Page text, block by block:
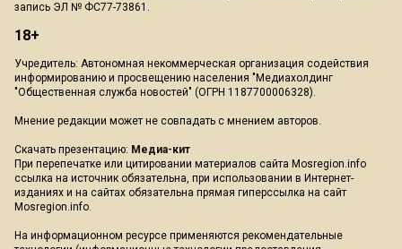
запись ЭЛ № ФС77-73861.
18+
Учредитель: Автономная некоммерческая организация содействия
информированию и просвещению населения "Медиахолдинг
"Общественная служба новостей" (ОГРН 1187700006328).
Мнение редакции может не совпадать с мнением авторов.
Скачать презентацию: Медиа-кит
При перепечатке или цитировании материалов сайта Mosregion.info
ссылка на источник обязательна, при использовании в Интернет-
изданиях и на сайтах обязательна прямая гиперссылка на сайт
Mosregion.info.
На информационном ресурсе применяются рекомендательные